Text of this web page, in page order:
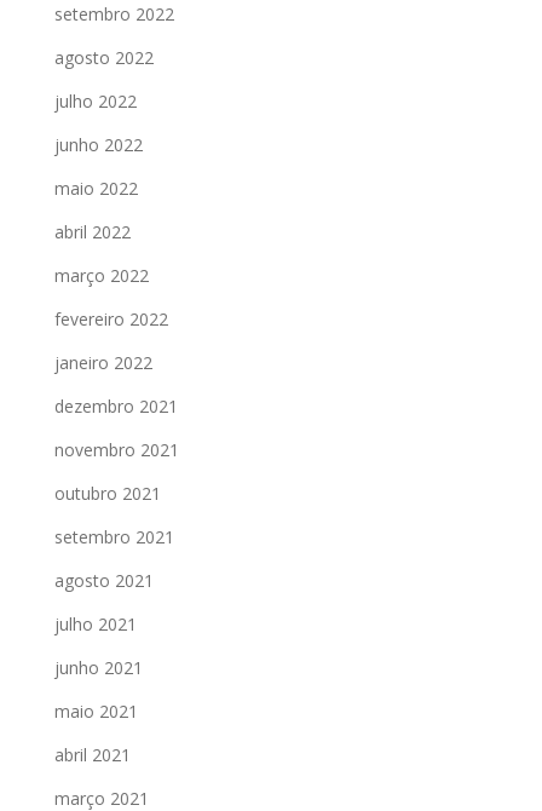
setembro 2022
agosto 2022
julho 2022
junho 2022
maio 2022
abril 2022
março 2022
fevereiro 2022
janeiro 2022
dezembro 2021
novembro 2021
outubro 2021
setembro 2021
agosto 2021
julho 2021
junho 2021
maio 2021
abril 2021
março 2021